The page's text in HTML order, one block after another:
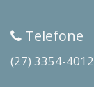
Telefone
(27) 3354-4012